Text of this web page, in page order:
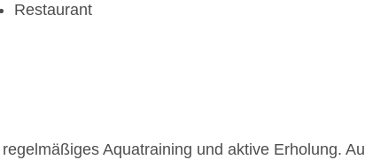
Restaurant
Aquatraining und aktive Erholung.